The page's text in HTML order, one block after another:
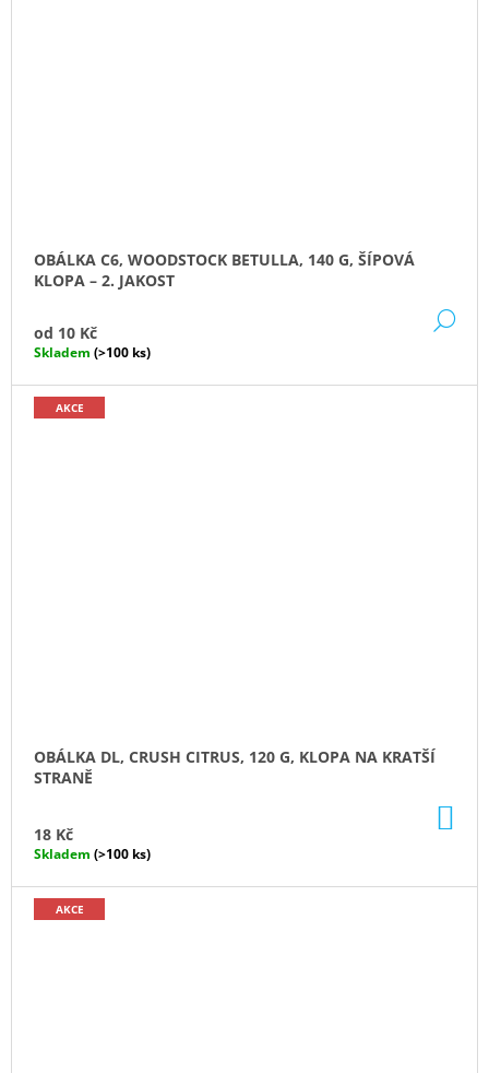
OBÁLKA C6, WOODSTOCK BETULLA, 140 G, ŠÍPOVÁ
KLOPA – 2. JAKOST
od 10 Kč
Skladem (>100 ks)
AKCE
OBÁLKA DL, CRUSH CITRUS, 120 G, KLOPA NA KRATŠÍ
STRANĚ
18 Kč
Skladem (>100 ks)
AKCE